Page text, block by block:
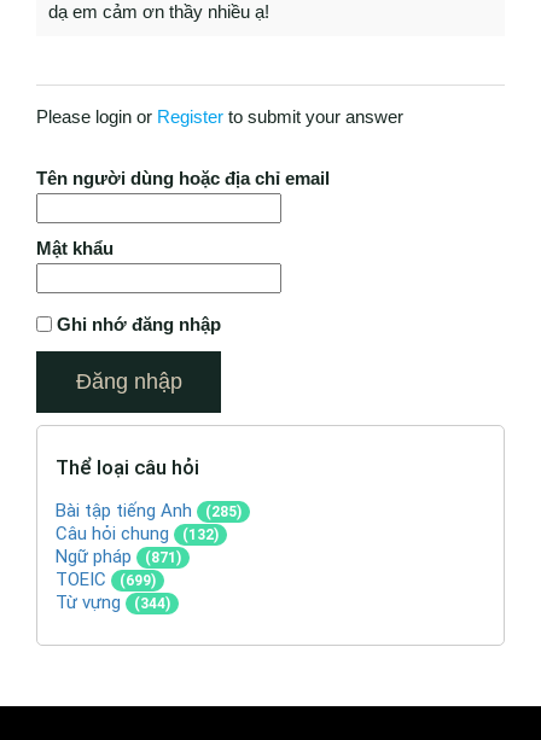
dạ em cảm ơn thầy nhiều ạ!
Please login or Register to submit your answer
Tên người dùng hoặc địa chỉ email
Mật khẩu
Ghi nhớ đăng nhập
Thể loại câu hỏi
Bài tập tiếng Anh (285)
Câu hỏi chung (132)
Ngữ pháp (871)
TOEIC (699)
Từ vựng (344)